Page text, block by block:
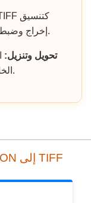
إخراج وضبط أي خيارات إضافية إذا لزم الأمر.
تحويل وتنزيل:
للحصول على ملف TIFF الخاص بك.
أداة التحويل عبر الإنترنت من JSON إلى TIFF